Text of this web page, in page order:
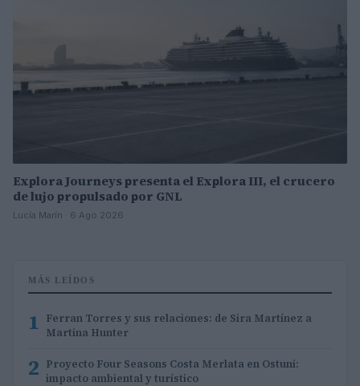
Explora Journeys presenta el Explora III, el crucero
de lujo propulsado por GNL
Lucía Marín · 6 Ago 2026
MÁS LEÍDOS
1 Ferran Torres y sus relaciones: de Sira Martínez a
Martina Hunter
2 Proyecto Four Seasons Costa Merlata en Ostuni:
impacto ambiental y turístico